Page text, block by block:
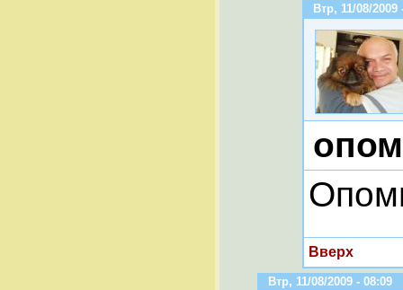
Втр, 11/08/2009
Вверх
Втр, 11/08/2009 - 08:09